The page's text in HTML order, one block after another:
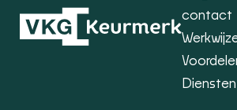
contact
Diensten